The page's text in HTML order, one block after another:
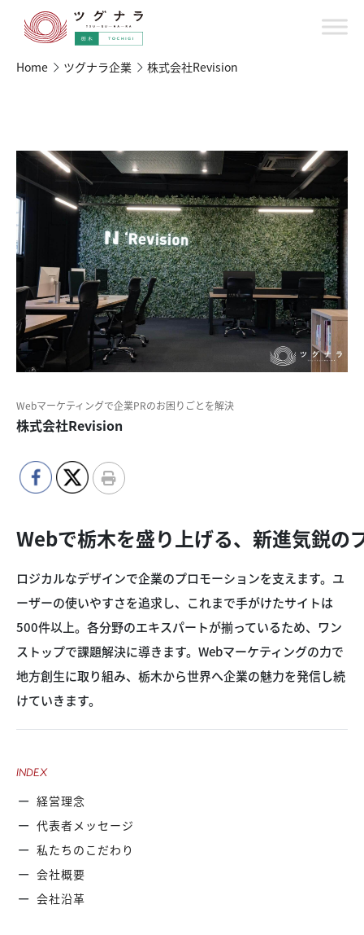
Home ツグナラ企業 株式会社Revision
Webマーケティングで企業PRのお困りごとを解決
株式会社Revision
Webで栃木を盛り上げる、新進気鋭の
ロジカルなデザインで企業のプロモーションを支えます。ユ
ーザーの使いやすさを追求し、これまで手がけたサイトは
500件以上。各分野のエキスパートが揃っているため、ワン
ストップで課題解決に導きます。Webマーケティングの力で
地方創生に取り組み、栃木から世界へ企業の魅力を発信し続
けていきます。
INDEX
経営理念
代表者メッセージ
私たちのこだわり
会社概要
会社沿革